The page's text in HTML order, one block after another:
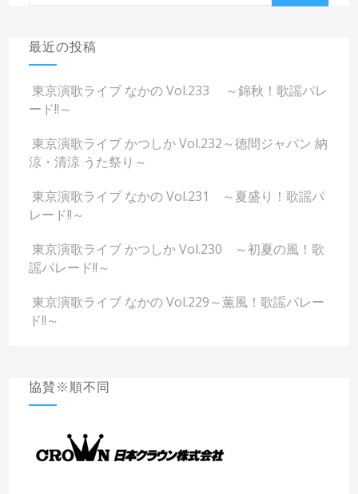
最近の投稿
東京演歌ライブ なかの Vol.233 ～錦秋！歌謡パレ
ード!!～
東京演歌ライブ かつしか Vol.232～徳間ジャパン 納
涼・清涼 うた祭り～
東京演歌ライブ なかの Vol.231 ～夏盛り！歌謡パ
レード!!～
東京演歌ライブ かつしか Vol.230 ～初夏の風！歌
謡パレード!!～
東京演歌ライブ なかの Vol.229～薫風！歌謡パレー
ド!!～
協賛※順不同